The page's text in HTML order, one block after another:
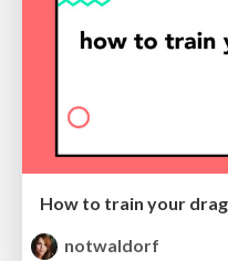
How to train your
notwaldorf